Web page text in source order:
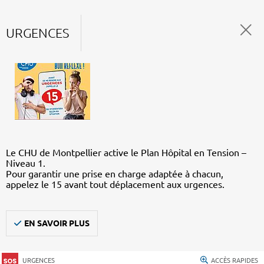
URGENCES
Le CHU de Montpellier active le Plan Hôpital en Tension –
Niveau 1.
Pour garantir une prise en charge adaptée à chacun,
appelez le 15 avant tout déplacement aux urgences.
EN SAVOIR PLUS
URGENCES ACCÈS RAPIDES